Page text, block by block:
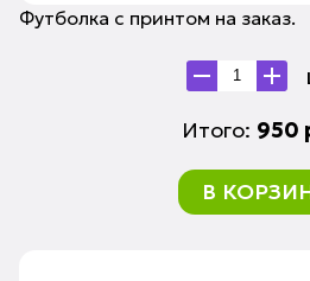
Футболка с принтом на заказ.
Итого: 950
В